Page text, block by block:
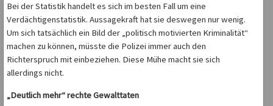
Bei der Statistik handelt es sich im besten Fall um eine
Verdächtigenstatistik. Aussagekraft hat sie deswegen nur wenig.
Um sich tatsächlich ein Bild der „politisch motivierten Kriminalität“
machen zu können, müsste die Polizei immer auch den
Richterspruch mit einbeziehen. Diese Mühe macht sie sich
allerdings nicht.
„Deutlich mehr“ rechte Gewalttaten